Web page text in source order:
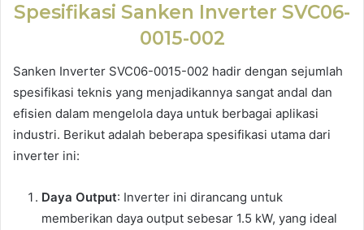
Spesifikasi Sanken Inverter SVC06-
0015-002
Sanken Inverter SVC06-0015-002 hadir dengan sejumlah
spesifikasi teknis yang menjadikannya sangat andal dan
efisien dalam mengelola daya untuk berbagai aplikasi
industri. Berikut adalah beberapa spesifikasi utama dari
inverter ini:
Daya Output: Inverter ini dirancang untuk
memberikan daya output sebesar 1.5 kW, yang ideal